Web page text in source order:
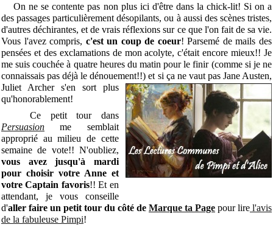
On ne se contente pas non plus ici d'être dans la chick-lit! Si on a
des passages particulièrement désopilants, ou à aussi des scènes tristes,
d'autres déchirantes, et de vrais réflexions sur ce que l'on fait de sa vie.
Vous l'avez compris, c'est un coup de coeur! Parsemé de mails des
pensées et des exclamations de mon acolyte, c'était encore mieux!! Je
me suis couchée à quatre heures du matin pour le finir (comme si je ne
connaissais pas déjà le dénouement!!) et si ça ne vaut pas Jane Austen,
Juliet Archer s'en sort plus
qu'honorablement!
Ce petit tour dans
Persuasion me semblait
approprié au milieu de cette
semaine de vote!! N'oubliez,
vous avez jusqu'à mardi
pour choisir votre Anne et
votre Captain favoris!! Et en
attendant, je vous conseille
d'aller faire un petit tour du côté de Marque ta Page pour lire l'avis
de la fabuleuse Pimpi!